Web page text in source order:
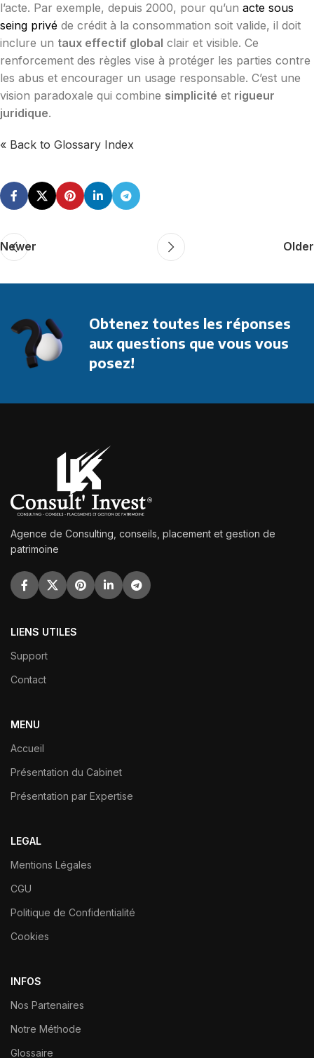
l’acte. Par exemple, depuis 2000, pour qu’un acte sous
seing privé de crédit à la consommation soit valide, il doit
inclure un taux effectif global clair et visible. Ce
renforcement des règles vise à protéger les parties contre
les abus et encourager un usage responsable. C’est une
vision paradoxale qui combine simplicité et rigueur
juridique.
« Back to Glossary Index
Newer Older
Obtenez toutes les réponses
aux questions que vous vous
posez!
Agence de Consulting, conseils, placement et gestion de
patrimoine
LIENS UTILES
Support
Contact
MENU
Accueil
Présentation du Cabinet
Présentation par Expertise
LEGAL
Mentions Légales
CGU
Politique de Confidentialité
Cookies
INFOS
Nos Partenaires
Notre Méthode
Glossaire